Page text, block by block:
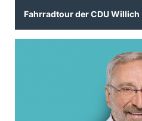
Fahrradtour der CDU Willich